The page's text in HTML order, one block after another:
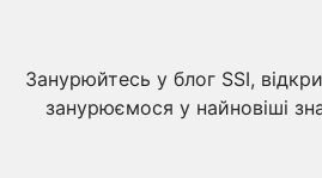
Занурюйтесь у блог SSI,
занурюємося у найновіші